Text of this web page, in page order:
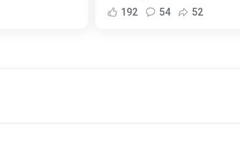
192 54 52